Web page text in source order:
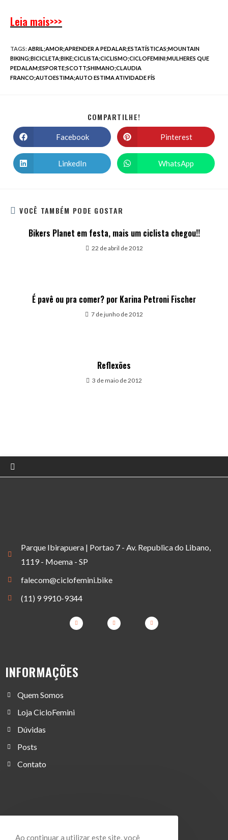
Leia mais>>>
TAGS:ABRIL;AMOR;APRENDER A PEDALAR;ESTATÍSTICAS;MOUNTAIN
BIKING;BICICLETA;BIKE;CICLISTA;CICLISMO;CICLOFEMINI;MULHERES QUE
PEDALAM;ESPORTE;SCOTT;SHIMANO;CLAUDIA
FRANCO;AUTOESTIMA;AUTO ESTIMA ATIVIDADE FÍS
COMPARTILHE!
Facebook Pinterest
LinkedIn WhatsApp
VOCÊ TAMBÉM PODE GOSTAR
Bikers Planet em festa, mais um ciclista chegou!!
22 de abril de 2012
É pavê ou pra comer? por Karina Petroni Fischer
7 de junho de 2012
Reflexões
3 de maio de 2012
Parque Ibirapuera | Portao 7 - Av. Republica do Libano,
1119 - Moema - SP
falecom@ciclofemini.bike
(11) 9 9910-9344
INFORMAÇÕES
Quem Somos
Loja CicloFemini
Dúvidas
Posts
Contato
Ao continuar a utilizar este site, você